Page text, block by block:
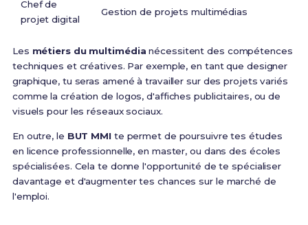
Chef de
projet digital
Gestion de projets multimédias
Les métiers du multimédia nécessitent des compétences
techniques et créatives. Par exemple, en tant que designer
graphique, tu seras amené à travailler sur des projets variés
comme la création de logos, d'affiches publicitaires, ou de
visuels pour les réseaux sociaux.
En outre, le BUT MMIte permet de poursuivre tes études
en licence professionnelle, en master, ou dans des écoles
spécialisées. Cela te donne l'opportunité de te spécialiser
davantage et d'augmenter tes chances sur le marché de
l'emploi.